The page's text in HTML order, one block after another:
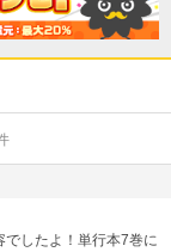
でしたよ！単行本7巻に